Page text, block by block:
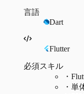
言語
Dart
Flutter
必須スキル
・
・ 単